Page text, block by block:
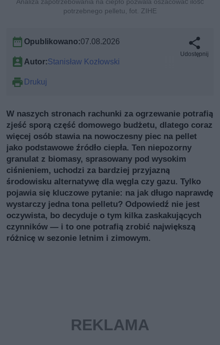
Analiza zapotrzebowania na ciepło pozwala oszacować ilość
potrzebnego pelletu, fot. ZIHE
Opublikowano:07.08.2026
Autor:Stanisław Kozłowski
Drukuj
Udostępnij
W naszych stronach rachunki za ogrzewanie potrafią
zjeść sporą część domowego budżetu, dlatego coraz
więcej osób stawia na nowoczesny piec na pellet
jako podstawowe źródło ciepła. Ten niepozorny
granulat z biomasy, sprasowany pod wysokim
ciśnieniem, uchodzi za bardziej przyjazną
środowisku alternatywę dla węgla czy gazu. Tylko
pojawia się kluczowe pytanie: na jak długo naprawdę
wystarczy jedna tona pelletu? Odpowiedź nie jest
oczywista, bo decyduje o tym kilka zaskakujących
czynników — i to one potrafią zrobić największą
różnicę w sezonie letnim i zimowym.